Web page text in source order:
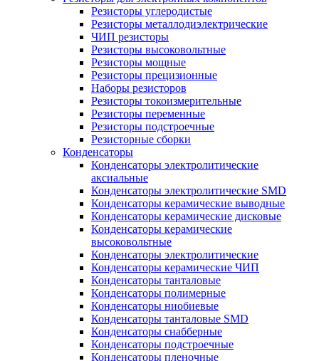
Резисторы углеродистые
Резисторы металлодиэлектрические
ЧИП резисторы
Резисторы высоковольтные
Резисторы мощные
Резисторы прецизионные
Наборы резисторов
Резисторы токоизмерительные
Резисторы переменные
Резисторы подстроечные
Резисторные сборки
Конденсаторы
Конденсаторы электролитические
аксиальные
Конденсаторы электролитические SMD
Конденсаторы керамические выводные
Конденсаторы керамические дисковые
Конденсаторы керамические
высоковольтные
Конденсаторы электролитические
Конденсаторы керамические ЧИП
Конденсаторы танталовые
Конденсаторы полимерные
Конденсаторы ниобиевые
Конденсаторы танталовые SMD
Конденсаторы снабберные
Конденсаторы подстроечные
Конденсаторы пленочные